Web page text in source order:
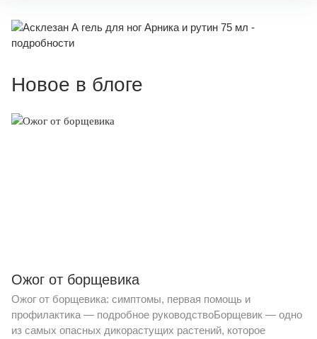
Новое в блоге
Ожог от борщевика
Ожог от борщевика: симптомы, первая помощь и
профилактика — подробное руководствоБорщевик — одно
из самых опасных дикорастущих растений, которое